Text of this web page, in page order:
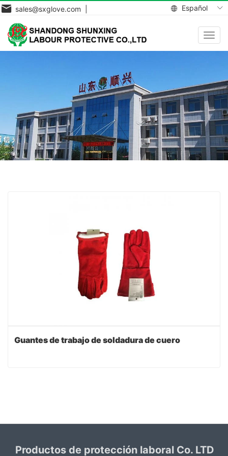
Español
sales@sxglove.com |
Guantes de trabajo de soldadura de cuero
Productos de protección laboral Co. LTD